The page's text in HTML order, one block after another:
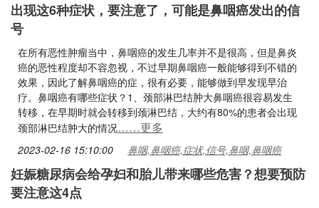
出现这6种症状，要注意了，可能是鼻咽癌发出的信
号
在所有恶性肿瘤当中，鼻咽癌的发生几率并不是很高，但是鼻炎
癌的恶性程度却不容忽视，不过早期鼻咽癌一般能够得到不错的
效果，因此了解鼻咽癌的症，很有必要，能够做到早发现早治
疗。鼻咽癌有哪些症状？1、颈部淋巴结肿大鼻咽癌很容易发生
转移，在早期时就会转移到颈淋巴结，大约有80%的患者会出现
颈部淋巴结肿大的情况……更多
2023-02-16 15:10:00 鼻咽,鼻咽癌,症状,信号,鼻咽,鼻咽癌
妊娠糖尿病会给孕妇和胎儿带来哪些危害？想要预防
要注意这4点